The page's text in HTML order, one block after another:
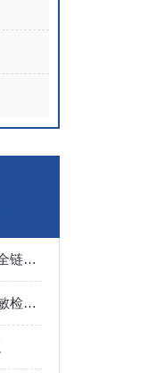
Millipore发光液的制备工艺：全链路质控保障检测性能稳定
Millipore发光液：多场景高灵敏检测的核心试剂支撑